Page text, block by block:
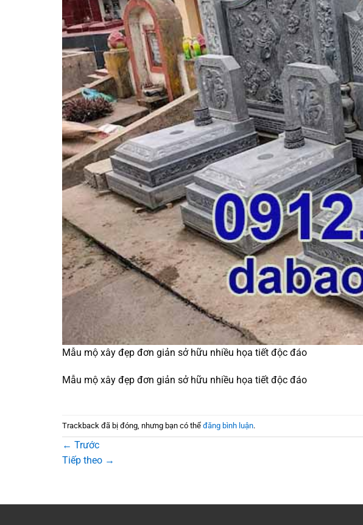
Mẫu mộ xây đẹp đơn giản sở hữu nhiều họa tiết độc đáo
Mẫu mộ xây đẹp đơn giản sở hữu nhiều họa tiết độc đáo
Trackback đã bị đóng, nhưng bạn có thể đăng bình luận.
← Trước
Tiếp theo →